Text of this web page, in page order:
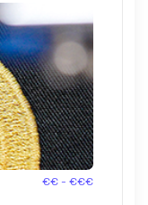
€€ - €€€